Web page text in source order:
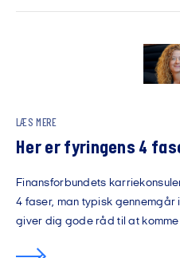
LÆS MERE
Her er fyringens 4
Finansforbundets
4 faser, man typisk
giver dig gode råd til at